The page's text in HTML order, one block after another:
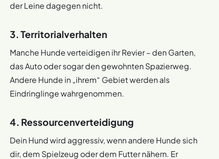
der Leine dagegen nicht.
3. Territorialverhalten
Manche Hunde verteidigen ihr Revier – den Garten,
das Auto oder sogar den gewohnten Spazierweg.
Andere Hunde in „ihrem“ Gebiet werden als
Eindringlinge wahrgenommen.
4. Ressourcenverteidigung
Dein Hund wird aggressiv, wenn andere Hunde sich
dir, dem Spielzeug oder dem Futter nähern. Er